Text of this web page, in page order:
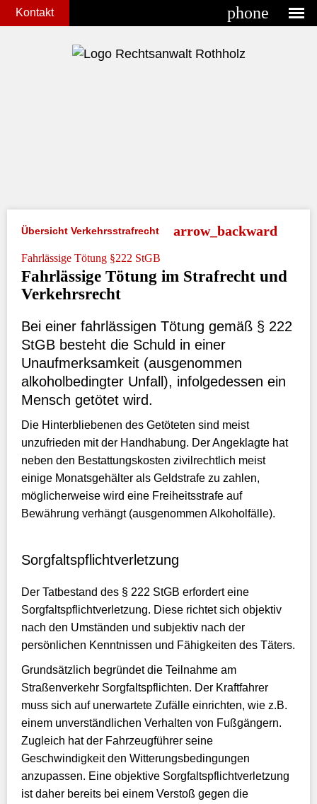
Kontakt phone
Übersicht Verkehrsstrafrecht
Fahrlässige Tötung §222 StGB
Fahrlässige Tötung im Strafrecht und
Verkehrsrecht
Bei einer fahrlässigen Tötung gemäß § 222
StGB besteht die Schuld in einer
Unaufmerksamkeit (ausgenommen
alkoholbedingter Unfall), infolgedessen ein
Mensch getötet wird.
Die Hinterbliebenen des Getöteten sind meist
unzufrieden mit der Handhabung. Der Angeklagte hat
neben den Bestattungskosten zivilrechtlich meist
einige Monatsgehälter als Geldstrafe zu zahlen,
möglicherweise wird eine Freiheitsstrafe auf
Bewährung verhängt (ausgenommen Alkoholfälle).
Sorgfaltspflichtverletzung
Der Tatbestand des § 222 StGB erfordert eine
Sorgfaltspflichtverletzung. Diese richtet sich objektiv
nach den Umständen und subjektiv nach der
persönlichen Kenntnissen und Fähigkeiten des Täters.
Grundsätzlich begründet die Teilnahme am
Straßenverkehr Sorgfaltspflichten. Der Kraftfahrer
muss sich auf unerwartete Zufälle einrichten, wie z.B.
einem unverständlichen Verhalten von Fußgängern.
Zugleich hat der Fahrzeugführer seine
Geschwindigkeit den Witterungsbedingungen
anzupassen. Eine objektive Sorgfaltspflichtverletzung
ist daher bereits bei einem Verstoß gegen die